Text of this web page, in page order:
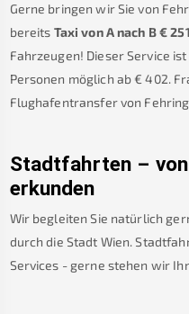
Gerne bringen wir Sie von
bereits Taxi von A nach B€251
Fahrzeugen! Dieser Service
Personen möglich ab € 402.
Flughafentransfer von Fehring
Stadtfahrten – von
erkunden
Wir begleiten Sie natürlich
durch die Stadt Wien.
Services - gerne stehen wir